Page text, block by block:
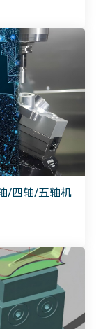
/四轴/五轴机